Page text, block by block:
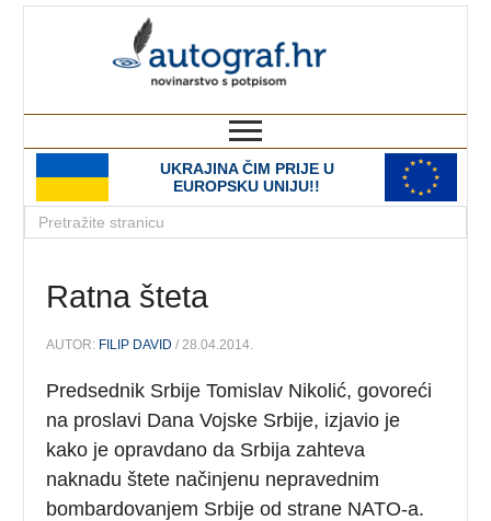
UKRAJINA ČIM PRIJE U
EUROPSKU UNIJU!!
Ratna šteta
AUTOR: FILIP DAVID / 28.04.2014.
Predsednik Srbije Tomislav Nikolić, govoreći
na proslavi Dana Vojske Srbije, izjavio je
kako je opravdano da Srbija zahteva
naknadu štete načinjenu nepravednim
bombardovanjem Srbije od strane NATO-a.